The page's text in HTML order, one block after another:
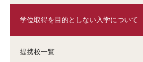
学位取得を目的としない入学について
提携校一覧